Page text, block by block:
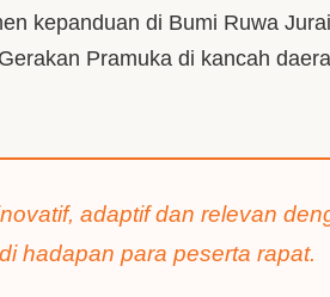
kepanduan di Bumi Ruwa
Pramuka di kancah
adaptif dan relevan
hadapan para peserta rapat.